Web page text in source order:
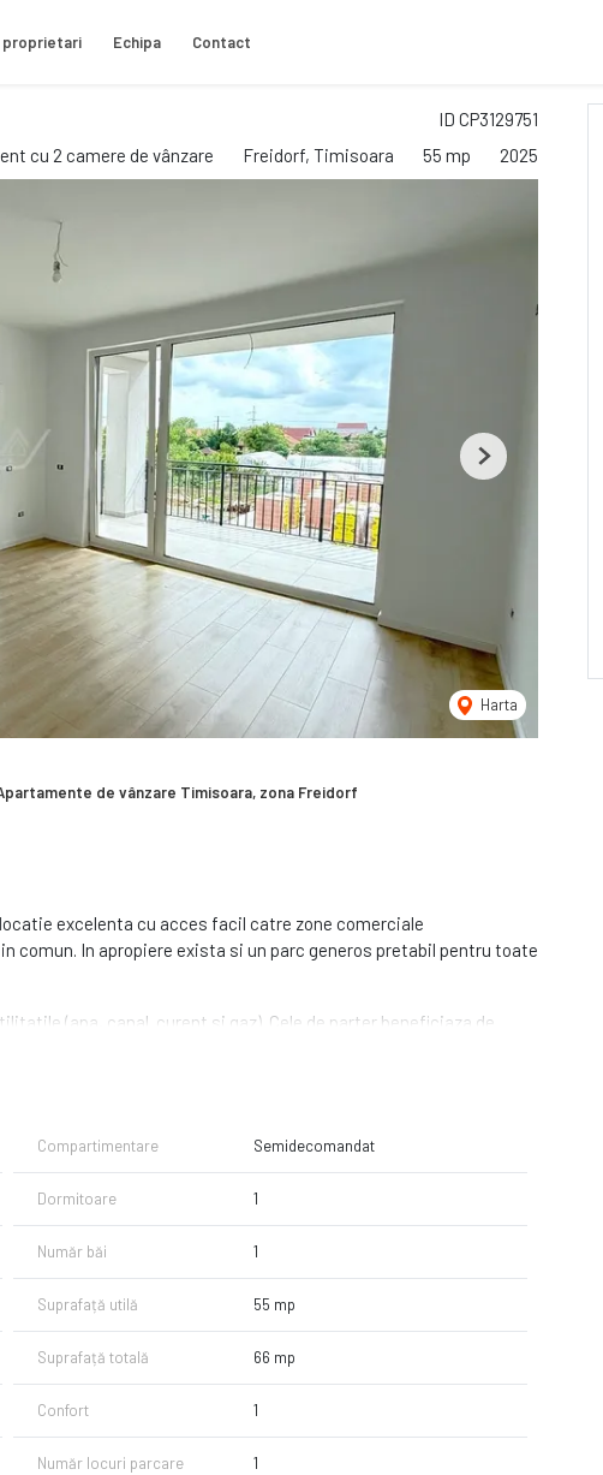
proprietari Echipa Contact
ID CP3129751
cu 2 camere de vânzare Freidorf, Timisoara 55 mp 2025
Harta
Next
de vânzare Timisoara, zona Freidorf
excelenta cu acces facil catre zone comerciale
In apropiere exista si un parc generos pretabil pentru toate
(apa, canal. curent si gaz). Cele de parter beneficiaza de
Disponibil la etaj 2
la etaj 2
la etaj 1 si etaj 2
Compartimentare Semidecomandat
Dormitoare 1
Număr băi 1
Suprafață utilă 55 mp
Suprafață totală 66 mp
Confort 1
Număr locuri parcare 1